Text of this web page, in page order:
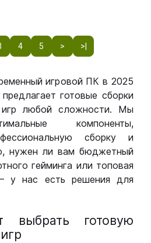
4 5 > >|
игровой ПК в 2025
готовые сборки
любой сложности. Мы
компоненты,
сборку и
нужен ли вам бюджетный
гейминга или топовая
у нас есть решения для
выбрать готовую